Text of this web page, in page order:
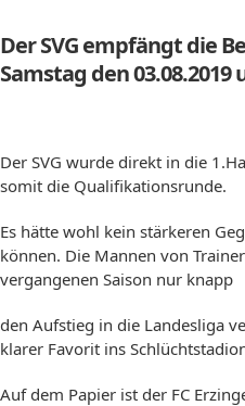
Der SVG empfängt die
Samstag den 03.08.2019
Der SVG wurde direkt in die
somit die Qualifikationsrunde.
Es hätte wohl kein stärkeren
können. Die Mannen von
vergangenen Saison nur knapp
den Aufstieg in die Landesliga
klarer Favorit ins
Auf dem Papier ist der FC